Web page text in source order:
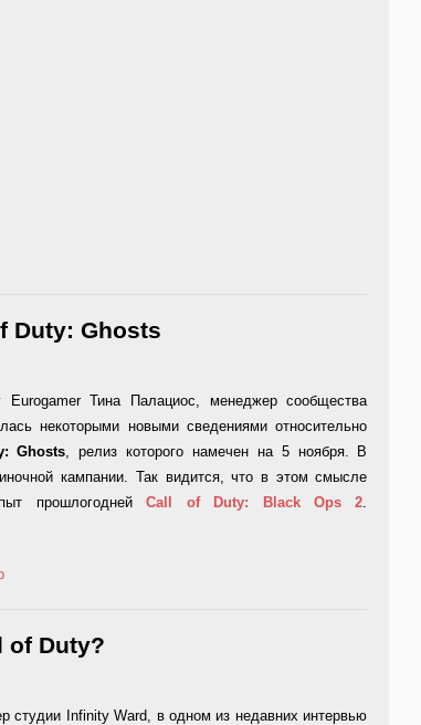
Duty: Ghosts
Eurogamer Тина Палациос, менеджер сообщества
некоторыми новыми сведениями относительно
Ghosts, релиз которого намечен на 5 ноября. В
кампании. Так видится, что в этом смысле
прошлогоднейCall of Duty: Black Ops 2.
of Duty?
студии Infinity Ward, в одном из недавних интервью